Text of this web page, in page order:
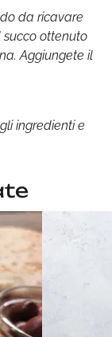
da ricavare
succo ottenuto
Aggiungete il
ingredienti e